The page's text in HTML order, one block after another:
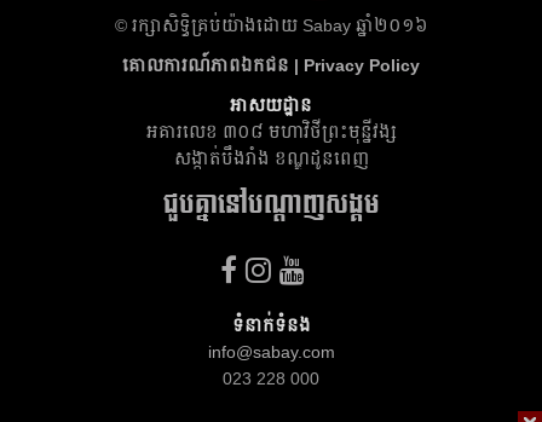
​© រក្សា​សិទ្ធិ​គ្រប់​យ៉ាង​ដោយ​ Sabay ឆ្នាំ​២០១៦
គោលការណ៍​ភាព​ឯកជន | Privacy Policy
អាសយដ្ឋាន
អគារ​លេខ ៣០៨ មហាវិថីព្រះមុន្នីវង្ស
សង្កាត់បឹងរាំង ខណ្ឌដូនពេញ
ជួបគ្នានៅបណ្តាញសង្គម
ទំនាក់ទំនង
info@sabay.com
023 228 000